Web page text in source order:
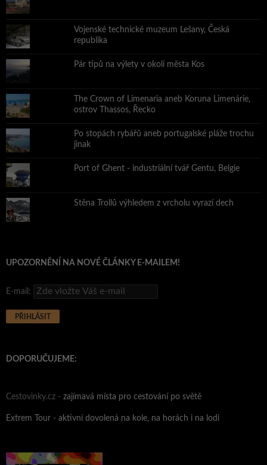
Vojenské technické muzeum Lešany, Česká
republika
Pár tipů na výlety v okolí města Kos
The Crown of Limenaria aneb Koruna Limenárie,
ostrov Thassos, Řecko
Po stopách rybářů aneb portugalské pláže trochu
jinak
Port of Ghent - industriální tvář Gentu, Belgie
Stěna Trollů výhledem z vrcholu vyrazí dech
UPOZORNĚNÍ NA NOVÉ ČLÁNKY E-MAILEM!
E-mail:
DOPORUČUJEME:
Cestovinky.cz - zajímavá místa pro cestování po světě
Extrem Tour - aktivní dovolená na kole, na horách i na lodi